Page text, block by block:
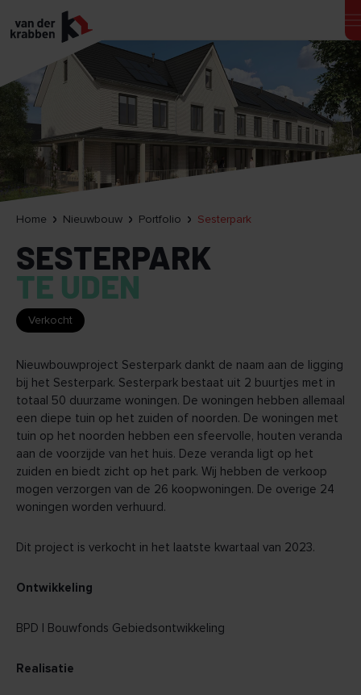
Home Nieuwbouw Portfolio Sesterpark
SESTERPARK
TE UDEN
Verkocht
Nieuwbouwproject Sesterpark dankt de naam aan de ligging
bij het Sesterpark. Sesterpark bestaat uit 2 buurtjes met in
totaal 50 duurzame woningen. De woningen hebben allemaal
een diepe tuin op het zuiden of noorden. De woningen met
tuin op het noorden hebben een sfeervolle, houten veranda
aan de voorzijde van het huis. Deze veranda ligt op het
zuiden en biedt zicht op het park. Wij hebben de verkoop
mogen verzorgen van de 26 koopwoningen. De overige 24
woningen worden verhuurd.
Dit project is verkocht in het laatste kwartaal van 2023.
Ontwikkeling
BPD | Bouwfonds Gebiedsontwikkeling
Realisatie